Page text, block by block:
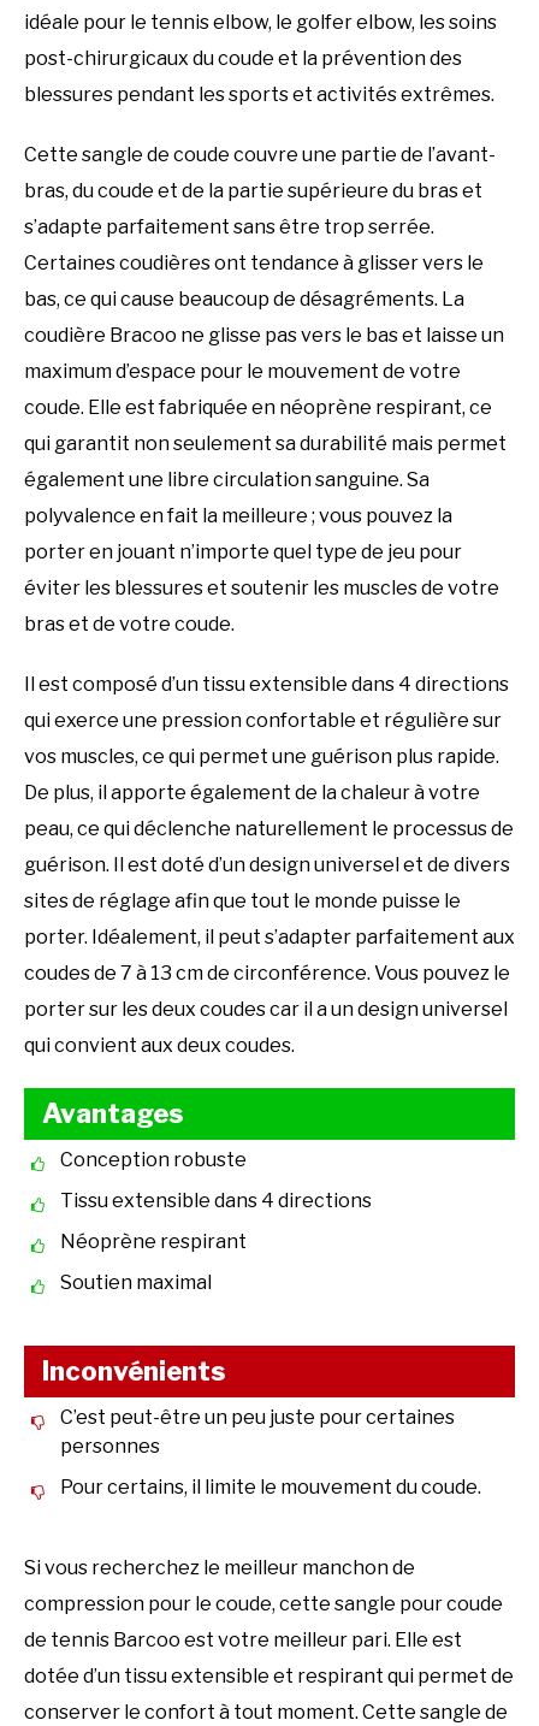
idéale pour le tennis elbow, le golfer elbow, les soins
post-chirurgicaux du coude et la prévention des
blessures pendant les sports et activités extrêmes.
Cette sangle de coude couvre une partie de l’avant-
bras, du coude et de la partie supérieure du bras et
s’adapte parfaitement sans être trop serrée.
Certaines coudières ont tendance à glisser vers le
bas, ce qui cause beaucoup de désagréments. La
coudière Bracoo ne glisse pas vers le bas et laisse un
maximum d’espace pour le mouvement de votre
coude. Elle est fabriquée en néoprène respirant, ce
qui garantit non seulement sa durabilité mais permet
également une libre circulation sanguine. Sa
polyvalence en fait la meilleure ; vous pouvez la
porter en jouant n’importe quel type de jeu pour
éviter les blessures et soutenir les muscles de votre
bras et de votre coude.
Il est composé d’un tissu extensible dans 4 directions
qui exerce une pression confortable et régulière sur
vos muscles, ce qui permet une guérison plus rapide.
De plus, il apporte également de la chaleur à votre
peau, ce qui déclenche naturellement le processus de
guérison. Il est doté d’un design universel et de divers
sites de réglage afin que tout le monde puisse le
porter. Idéalement, il peut s’adapter parfaitement aux
coudes de 7 à 13 cm de circonférence. Vous pouvez le
porter sur les deux coudes car il a un design universel
qui convient aux deux coudes.
Avantages
Conception robuste
Tissu extensible dans 4 directions
Néoprène respirant
Soutien maximal
Inconvénients
C’est peut-être un peu juste pour certaines
personnes
Pour certains, il limite le mouvement du coude.
Si vous recherchez le meilleur manchon de
compression pour le coude, cette sangle pour coude
de tennis Barcoo est votre meilleur pari. Elle est
dotée d’un tissu extensible et respirant qui permet de
conserver le confort à tout moment. Cette sangle de